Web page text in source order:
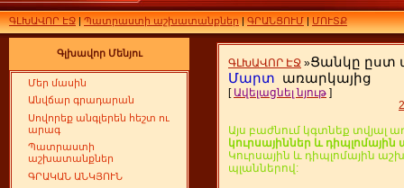
ԳԼԽԱՎՈՐ ԷՋ|Պատրաստի աշխատանքներ|ԳՐԱՆՑՈՒՄ|ՄՈՒՏՔ
Գլխավոր Մենյու
Մեր մասին
Անվճար գրադարան
Սովորեք անգլերեն հեշտ ու
արագ
Պատրաստի
աշխատանքներ
ԳՐԱԿԱՆ ԱՆԿՅՈՒՆ
ԳԼԽԱՎՈՐ ԷՋ »Ցանկը ըստ
Մարտ առարկայից
[ Ավելացնել նյութ ]
Այս բաժնում կգտնեք տվյալ
կուրսայիններ և
Կուրսային և դիպլոմային
պլաններով: